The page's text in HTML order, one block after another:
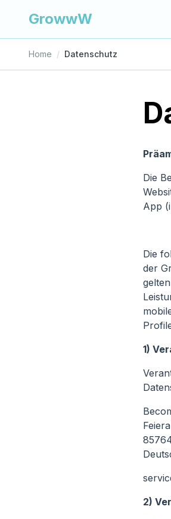
GrowwW
Home / Datenschutz
Die
App
Die
der
1)
2)